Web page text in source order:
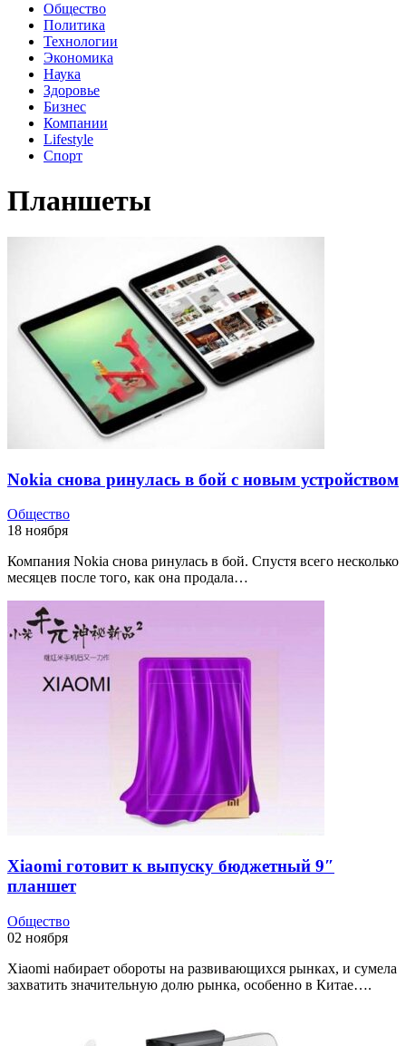
Общество
Политика
Технологии
Экономика
Наука
Здоровье
Бизнес
Компании
Lifestyle
Спорт
Планшеты
Nokia снова ринулась в бой с новым устройством
Общество
18 ноября
Компания Nokia снова ринулась в бой. Спустя всего несколько
месяцев после того, как она продала…
Xiaomi готовит к выпуску бюджетный 9″
планшет
Общество
02 ноября
Xiaomi набирает обороты на развивающихся рынках, и сумела
захватить значительную долю рынка, особенно в Китае….